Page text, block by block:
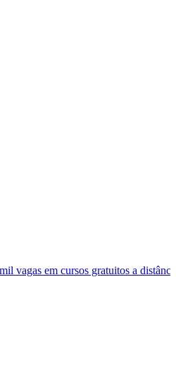
gratuitos a distância; inscrições já